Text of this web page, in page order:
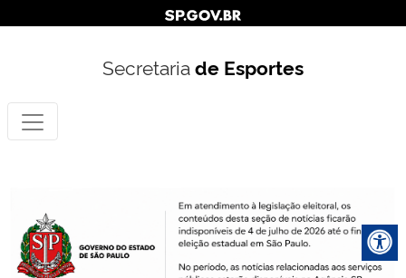
Secretariade Esportes